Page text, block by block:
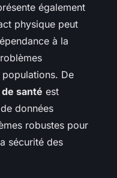
également
physique peut
à la
De
santé est
données
robustes pour
sécurité des